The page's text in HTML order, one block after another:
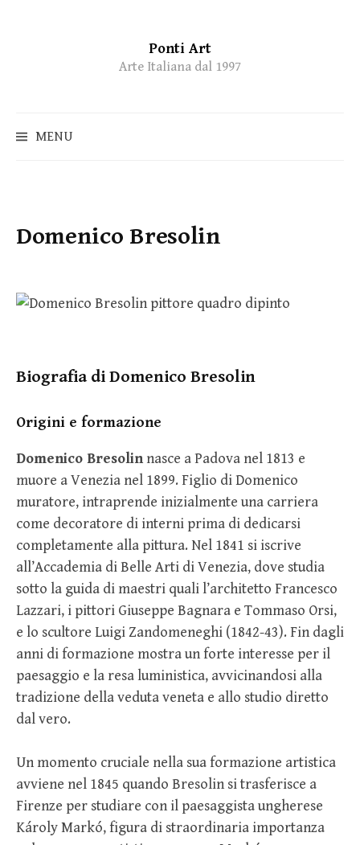
Ponti Art
Arte Italiana dal 1997
MENU
Domenico Bresolin
Biografia di Domenico Bresolin
Origini e formazione
Domenico Bresolin nasce a Padova nel 1813 e
muore a Venezia nel 1899. Figlio di Domenico
muratore, intraprende inizialmente una carriera
come decoratore di interni prima di dedicarsi
completamente alla pittura. Nel 1841 si iscrive
all’Accademia di Belle Arti di Venezia, dove studia
sotto la guida di maestri quali l’architetto Francesco
Lazzari, i pittori Giuseppe Bagnara e Tommaso Orsi,
e lo scultore Luigi Zandomeneghi (1842-43). Fin dagli
anni di formazione mostra un forte interesse per il
paesaggio e la resa luministica, avvicinandosi alla
tradizione della veduta veneta e allo studio diretto
dal vero.
Un momento cruciale nella sua formazione artistica
avviene nel 1845 quando Bresolin si trasferisce a
Firenze per studiare con il paesaggista ungherese
Károly Markó, figura di straordinaria importanza